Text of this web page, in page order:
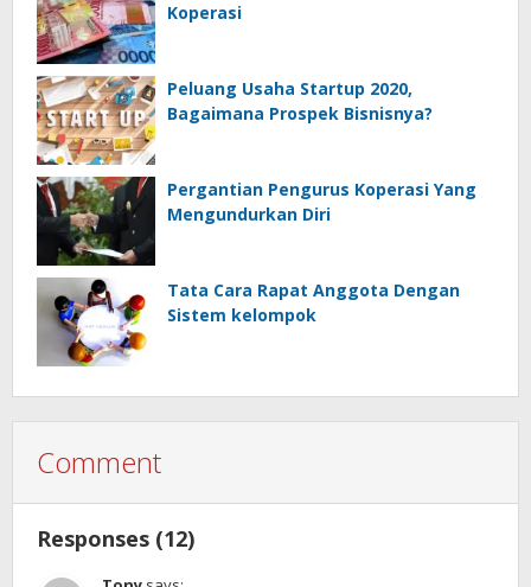
Koperasi
Peluang Usaha Startup 2020,
Bagaimana Prospek Bisnisnya?
Pergantian Pengurus Koperasi Yang
Mengundurkan Diri
Tata Cara Rapat Anggota Dengan
Sistem kelompok
Comment
Responses (12)